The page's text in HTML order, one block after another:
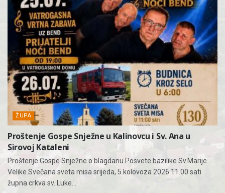
ŽUPA
Proštenje Gospe Snježne u Kalinovcu i Sv. Ana u
Sirovoj Kataleni
Proštenje Gospe Snježne o blagdanu Posvete bazilike Sv.Marije
Velike.Svečana sveta misa srijeda, 5.kolovoza 2026 11.00 sati
župna crkva sv. Luke...